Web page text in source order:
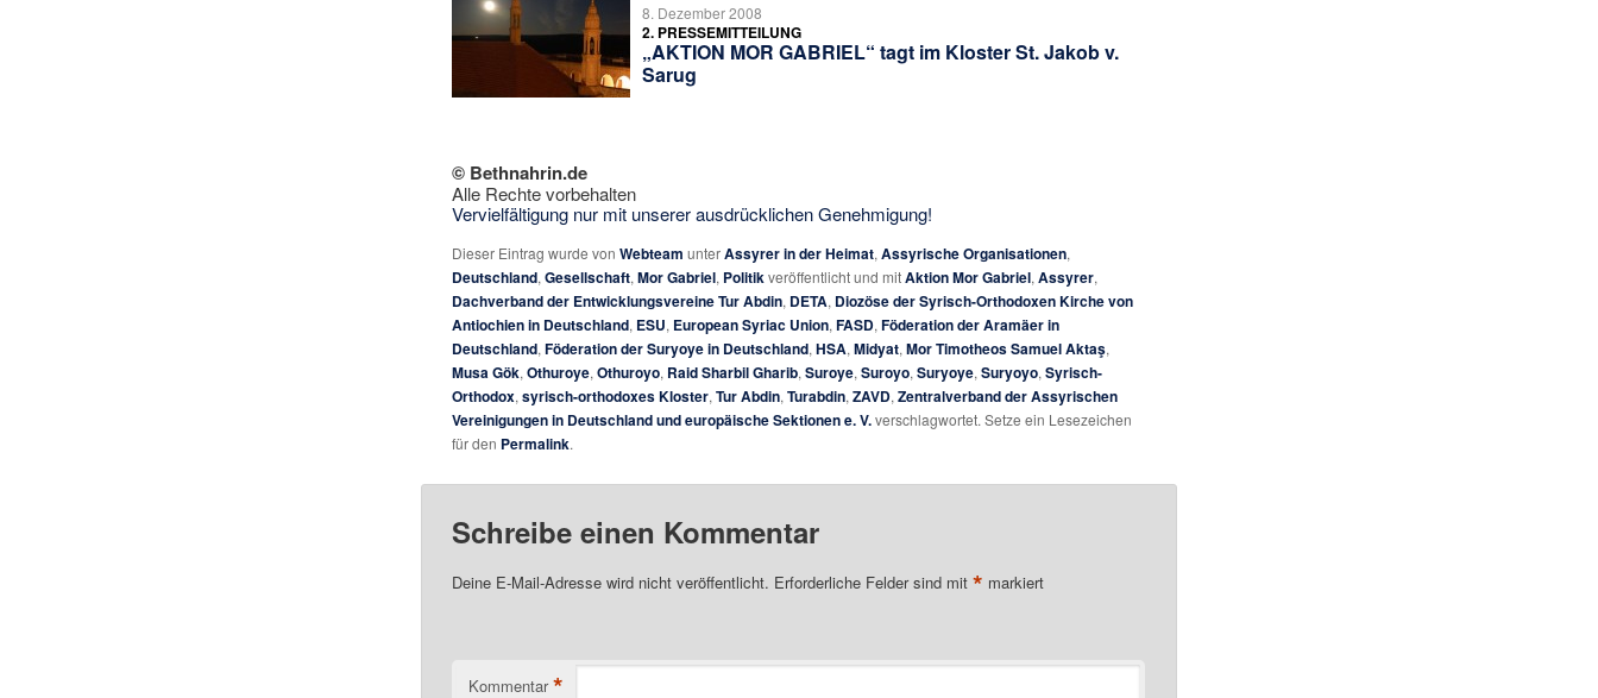
8. Dezember 2008
2. PRESSEMITTEILUNG
„AKTION MOR GABRIEL“ tagt im Kloster St. Jakob v.
Sarug
© Bethnahrin.de
Alle Rechte vorbehalten
Vervielfältigung nur mit unserer ausdrücklichen Genehmigung!
Dieser Eintrag wurde von Webteam unterAssyrer in der Heimat, Assyrische Organisationen,
Deutschland, Gesellschaft, Mor Gabriel, Politikveröffentlicht und mitAktion Mor Gabriel, Assyrer,
Dachverband der Entwicklungsvereine Tur Abdin, DETA, Diozöse der Syrisch-Orthodoxen Kirche von
Antiochien in Deutschland, ESU, European Syriac Union, FASD, Föderation der Aramäer in
Deutschland, Föderation der Suryoye in Deutschland, HSA, Midyat, Mor Timotheos Samuel Aktaş,
Musa Gök, Othuroye, Othuroyo, Raid Sharbil Gharib, Suroye, Suroyo, Suryoye, Suryoyo, Syrisch-
Orthodox, syrisch-orthodoxes Kloster, Tur Abdin, Turabdin, ZAVD, Zentralverband der Assyrischen
Vereinigungen in Deutschland und europäische Sektionen e. V.verschlagwortet. Setze ein Lesezeichen
für den Permalink.
Schreibe einen Kommentar
Deine E-Mail-Adresse wird nicht veröffentlicht. Erforderliche Felder sind mit * markiert
Kommentar *